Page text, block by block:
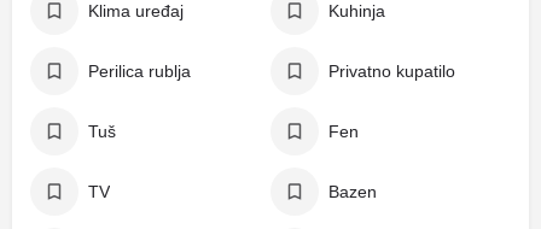
Klima uređaj Kuhinja
Perilica rublja Privatno kupatilo
Tuš Fen
TV Bazen